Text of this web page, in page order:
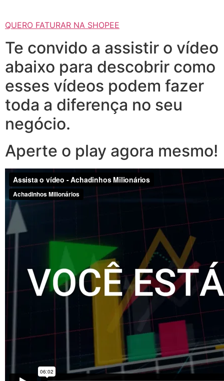
QUERO FATURAR NA SHOPEE
Te convido a assistir o vídeo
abaixo para descobrir como
esses vídeos podem fazer
toda a diferença no seu
negócio.
Aperte o play agora mesmo!